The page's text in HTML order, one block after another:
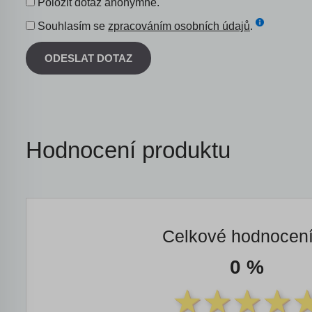
Položit dotaz anonymně.
Souhlasím se zpracováním osobních údajů.
ODESLAT DOTAZ
Hodnocení produktu
Celkové
0 %